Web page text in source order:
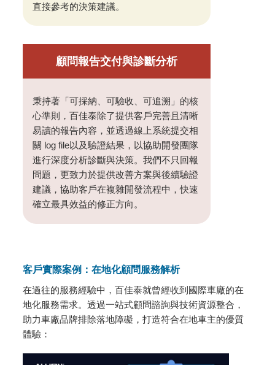
直接參考的決策建議。
顧問報告交付與診斷分析
秉持著「可採納、可驗收、可追溯」的核
心準則，百佳泰除了提供客戶完善且清晰
易讀的報告內容，並透過線上系統提交相
關 log file以及驗證結果，以協助開發團隊
進行深度分析診斷與決策。我們不只回報
問題，更致力於提供改善方案與後續驗證
建議，協助客戶在複雜開發流程中，快速
確立最具效益的修正方向。
客戶實際案例：在地化顧問服務解析
在過往的服務經驗中，百佳泰就曾經收到國際車廠的在
地化服務需求。透過一站式顧問諮詢與技術資源整合，
助力車廠品牌排除落地障礙，打造符合在地車主的優質
體驗：